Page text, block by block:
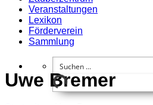
Veranstaltungen
Lexikon
Förderverein
Sammlung
Uwe Bremer